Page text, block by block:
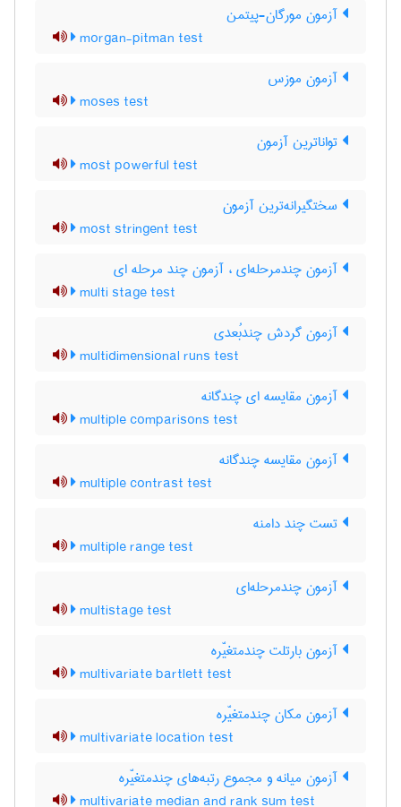
آزمون مورگان-پیتمن
morgan-pitman test
آزمون موزس
moses test
تواناترین آزمون
most powerful test
سختگیرانه‌ترین آزمون
most stringent test
آزمون چندمرحله‌ای ، آزمون چند مرحله ای
multi stage test
آزمون گردش چندبُعدی
multidimensional runs test
آزمون مقایسه ای چندگانه
multiple comparisons test
آزمون مقایسه چندگانه
multiple contrast test
تست چند دامنه
multiple range test
آزمون چندمرحله‌ای
multistage test
آزمون بارتلت چندمتغیّره
multivariate bartlett test
آزمون مکان چندمتغیّره
multivariate location test
آزمون میانه و مجموع رتبه‌های چندمتغیّره
multivariate median and rank sum test